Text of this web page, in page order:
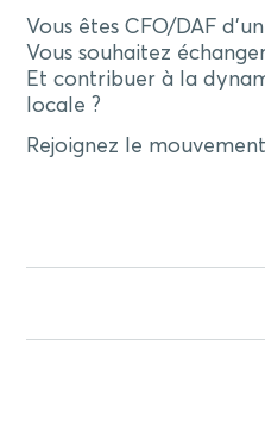
Vous êtes CFO/DAF
Vous souhaitez
Et contribuer à la
locale ?
Rejoignez le